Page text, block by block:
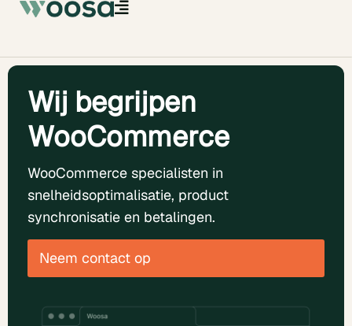
Wij begrijpen
WooCommerce
WooCommerce specialisten in
snelheidsoptimalisatie, product
synchronisatie en betalingen.
Neem contact op